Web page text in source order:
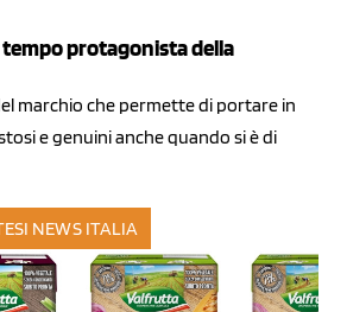
tempo protagonista della
marchio che permette di portare in
e genuini anche quando si è di
NEWS ITALIA